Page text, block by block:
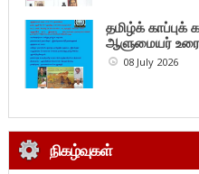
தமிழ்க்
ஆளுமையர்
08 July 2026
நிகழ்வுகள்